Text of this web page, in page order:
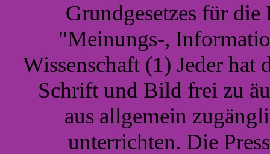
Grundgesetzes für
"Meinungs-,
Wissenschaft (1) Jeder hat
Schrift und Bild frei zu
aus allgemein
unterrichten. Die